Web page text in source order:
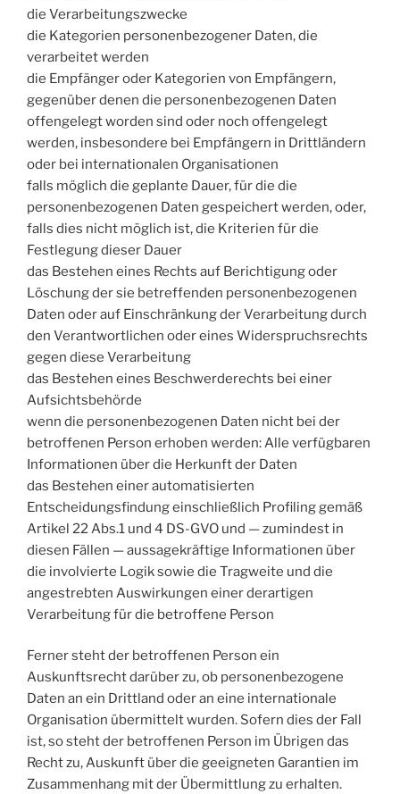
die Verarbeitungszwecke
die Kategorien personenbezogener Daten, die
verarbeitet werden
die Empfänger oder Kategorien von Empfängern,
gegenüber denen die personenbezogenen Daten
offengelegt worden sind oder noch offengelegt
werden, insbesondere bei Empfängern in Drittländern
oder bei internationalen Organisationen
falls möglich die geplante Dauer, für die die
personenbezogenen Daten gespeichert werden, oder,
falls dies nicht möglich ist, die Kriterien für die
Festlegung dieser Dauer
das Bestehen eines Rechts auf Berichtigung oder
Löschung der sie betreffenden personenbezogenen
Daten oder auf Einschränkung der Verarbeitung durch
den Verantwortlichen oder eines Widerspruchsrechts
gegen diese Verarbeitung
das Bestehen eines Beschwerderechts bei einer
Aufsichtsbehörde
wenn die personenbezogenen Daten nicht bei der
betroffenen Person erhoben werden: Alle verfügbaren
Informationen über die Herkunft der Daten
das Bestehen einer automatisierten
Entscheidungsfindung einschließlich Profiling gemäß
Artikel 22 Abs.1 und 4 DS-GVO und — zumindest in
diesen Fällen — aussagekräftige Informationen über
die involvierte Logik sowie die Tragweite und die
angestrebten Auswirkungen einer derartigen
Verarbeitung für die betroffene Person
Ferner steht der betroffenen Person ein
Auskunftsrecht darüber zu, ob personenbezogene
Daten an ein Drittland oder an eine internationale
Organisation übermittelt wurden. Sofern dies der Fall
ist, so steht der betroffenen Person im Übrigen das
Recht zu, Auskunft über die geeigneten Garantien im
Zusammenhang mit der Übermittlung zu erhalten.